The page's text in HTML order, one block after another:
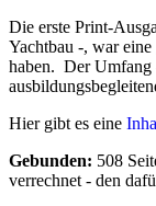
Die erste Print-
Yachtbau -, war
haben. Der Umfang
Hier gibt es eine
Gebunden: 508
verrechnet - den